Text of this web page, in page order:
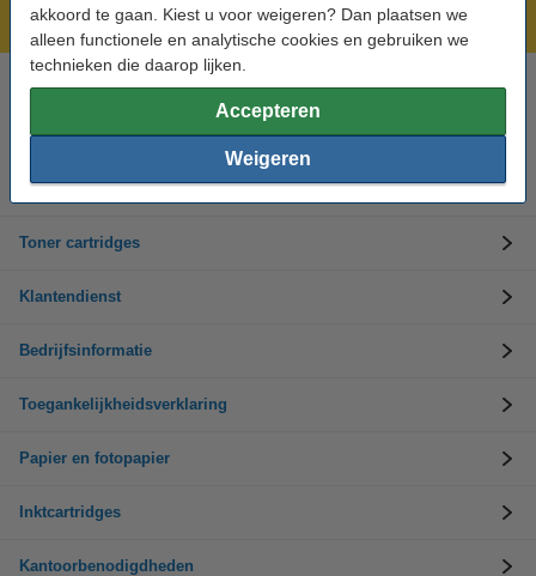
akkoord te gaan. Kiest u voor weigeren? Dan plaatsen we
alleen functionele en analytische cookies en gebruiken we
technieken die daarop lijken.
Accepteren
Weigeren
Laagsteprijsgarantie!
Hulp nodig? Bel ons op +32 (0)9 39 64 123
Op werkdagen van 8.30 tot 17 uur
Inktpatronen
Toner cartridges
Klantendienst
Bedrijfsinformatie
Toegankelijkheidsverklaring
Papier en fotopapier
Inktcartridges
Kantoorbenodigdheden